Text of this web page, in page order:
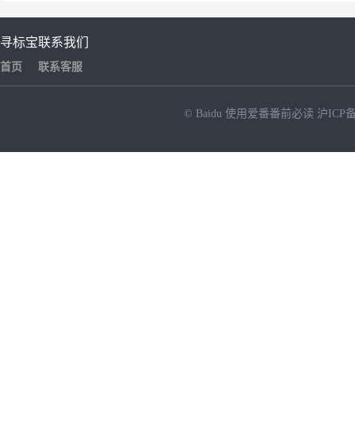
寻标宝
首页
联系我们
联系客服
© Baidu 使用爱番番前必读 沪ICP